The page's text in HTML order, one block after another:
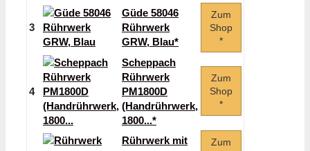
3
Güde 58046
Rührwerk
GRW, Blau*
Zum
Shop
*
4
Scheppach
Rührwerk
PM1800D
(Handrührwerk,
1800...*
Zum
Shop
*
Rührwerk mit
Zum